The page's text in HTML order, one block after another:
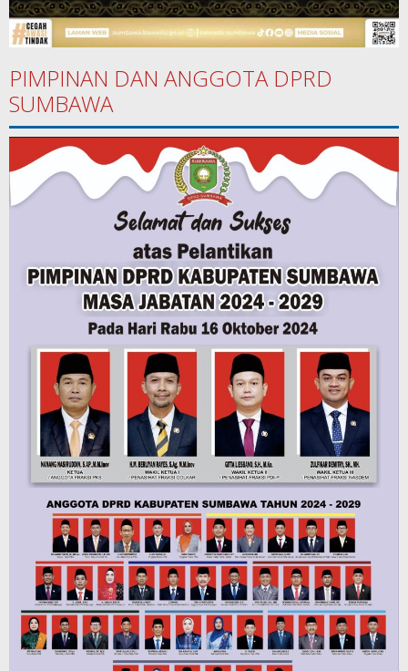
PIMPINAN DAN ANGGOTA DPRD
SUMBAWA